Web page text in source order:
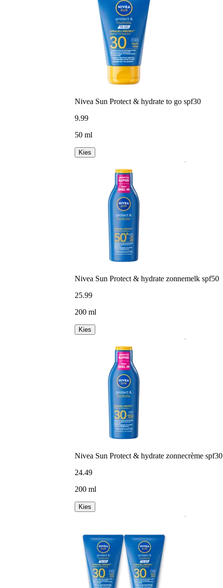
Nivea Sun Protect & hydrate to go spf30
9.99
50 ml
Kies
Nivea Sun Protect & hydrate zonnemelk spf50
25.99
200 ml
Kies
Nivea Sun Protect & hydrate zonnecrème spf30
24.49
200 ml
Kies